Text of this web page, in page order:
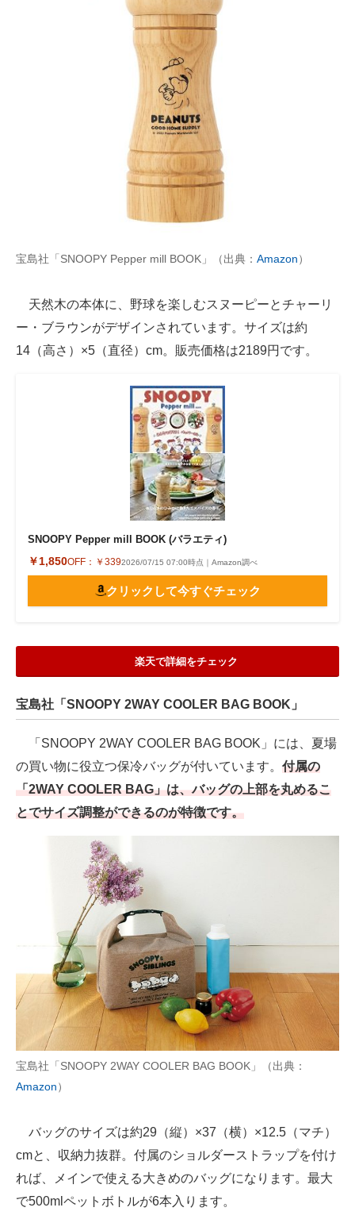
宝島社「SNOOPY Pepper mill BOOK」（出典： Amazon）
天然木の本体に、野球を楽しむスヌーピーとチャーリ
ー・ブラウンがデザインされています。サイズは約
14（高さ）×5（直径）cm。販売価格は2189円です。
SNOOPY Pepper mill BOOK (バラエティ)
￥1,850OFF： ￥3392026/07/15 07:00時点｜Amazon調べ
クリックして今すぐチェック
楽天で詳細をチェック
宝島社「SNOOPY 2WAY COOLER BAG BOOK」
「SNOOPY 2WAY COOLER BAG BOOK」には、夏場
の買い物に役立つ保冷バッグが付いています。 付属の
「2WAY COOLER BAG」は、バッグの上部を丸めるこ
とでサイズ調整ができるのが特徴です。
宝島社「SNOOPY 2WAY COOLER BAG BOOK」（出典：
Amazon）
バッグのサイズは約29（縦）×37（横）×12.5（マチ）
cmと、収納力抜群。付属のショルダーストラップを付け
れば、メインで使える大きめのバッグになります。最大
で500mlペットボトルが6本入ります。